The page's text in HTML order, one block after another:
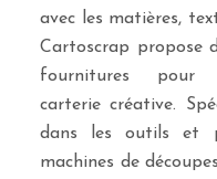
avec les matières,
Cartoscrap propose
fournitures
carterie créative.
dans les outils et
machines de